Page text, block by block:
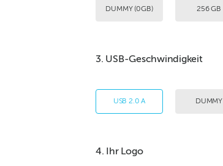
DUMMY (0GB) 256 GB
3. USB-Geschwindigkeit
USB 2.0 A DUMMY
4. Ihr Logo